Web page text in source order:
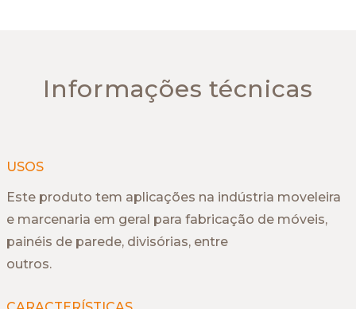
Informações técnicas
USOS
Este produto tem aplicações na indústria moveleira
e marcenaria em geral para fabricação de móveis,
painéis de parede, divisórias, entre
outros.